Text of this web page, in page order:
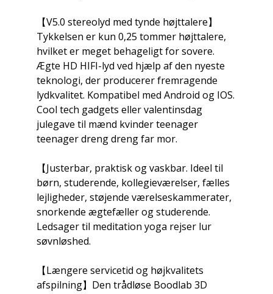
【V5.0 stereolyd med tynde højttalere】
Tykkelsen er kun 0,25 tommer højttalere,
hvilket er meget behageligt for sovere.
Ægte HD HIFI-lyd ved hjælp af den nyeste
teknologi, der producerer fremragende
lydkvalitet. Kompatibel med Android og IOS.
Cool tech gadgets eller valentinsdag
julegave til mænd kvinder teenager
teenager dreng dreng far mor.
【Justerbar, praktisk og vaskbar. Ideel til
børn, studerende, kollegieværelser, fælles
lejligheder, støjende værelseskammerater,
snorkende ægtefæller og studerende.
Ledsager til meditation yoga rejser lur
søvnløshed.
【Længere servicetid og højkvalitets
afspilning】Den trådløse Boodlab 3D